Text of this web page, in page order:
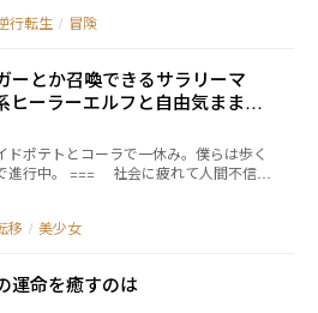
原は愛人・吉川美咲と一緒に彼女が備蓄
い、冷たい眼差しで彼女が凍死するのを
、何かが起こった——それは82.5㎡の隠
医学生の千夏は、必死に備
大米300kg、石油360L、抗生物質、ゴム
日で使い切った。 藤原からお金を
来ても？ブロック。 吉川美咲が玉のペン
っていろ。 台風、大雨、極寒、
やってくる天災。 そんな中、隣の部屋18
特殊部隊の兵士、神代龍司が冷徹な目で
く。 「水野さん、私はあなたをずっと観
トーブで寒い夜を温め、消防斧で敵を斬
いに気づく。 前世では優しすぎて負け
行転生 / 冒険
ーとか召喚できるサラリーマ
ヒーラーエルフと自由気ままに
ドポテトとコーラで一休み。僕らは歩く
に疲れて人間不信気
は、40代の広告代理店の平社員である。
立ち寄ったのは、赤と黄色がテーマカ
ん。 「異世界ハッピーセッ
人生は大きく一変する。 「バーガー
くないか」 ムラカミは大好き
移 / 美少女
運命を癒すのは